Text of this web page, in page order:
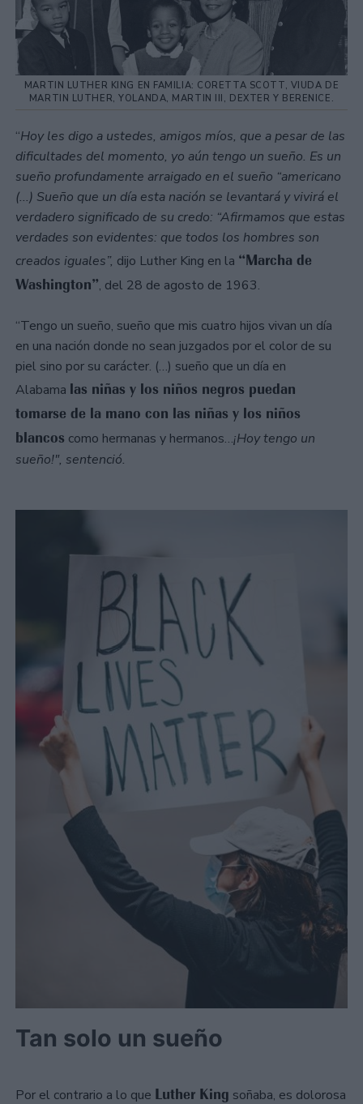
MARTIN LUTHER KING EN FAMILIA: CORETTA SCOTT, VIUDA DE
MARTIN LUTHER, YOLANDA, MARTIN III, DEXTER Y BERENICE.
“Hoy les digo a ustedes, amigos míos, que a pesar de las
dificultades del momento, yo aún tengo un sueño. Es un
sueño profundamente arraigado en el sueño “americano
(...) Sueño que un día esta nación se levantará y vivirá el
verdadero significado de su credo: “Afirmamos que estas
verdades son evidentes: que todos los hombres son
creados iguales”, dijo Luther King en la “Marcha de
Washington”, del 28 de agosto de 1963.
“Tengo un sueño, sueño que mis cuatro hijos vivan un día
en una nación donde no sean juzgados por el color de su
piel sino por su carácter. (…) sueño que un día en
Alabama las niñas y los niños negros puedan
tomarse de la mano con las niñas y los niños
blancos como hermanas y hermanos…¡Hoy tengo un
sueño!", sentenció.
Tan solo un sueño
Por el contrario a lo que Luther King soñaba, es dolorosa